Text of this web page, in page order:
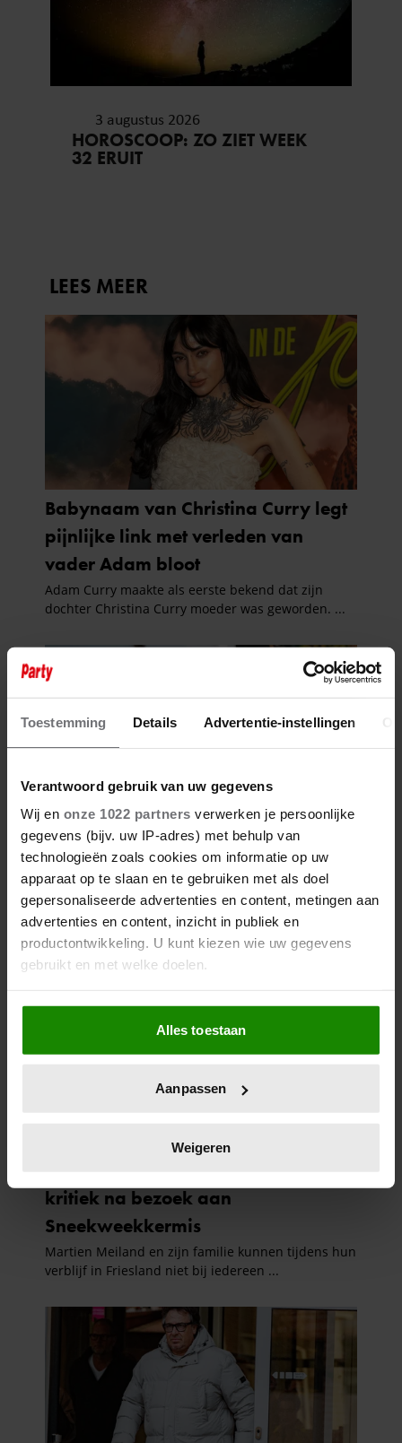
Toestemming Details Advertentie-instellingen
Verantwoord gebruik van uw gegevens
Wij en onze 1022 partners verwerken je persoonlijke
gegevens (bijv. uw IP-adres) met behulp van
technologieën zoals cookies om informatie op uw
apparaat op te slaan en te gebruiken met als doel
gepersonaliseerde advertenties en content, metingen aan
advertenties en content, inzicht in publiek en
productontwikkeling. U kunt kiezen wie uw gegevens
gebruikt en met welke doelen.
Als u het toestaat, willen we ook graag:
Informatie verzamelen over uw geografische
locatie, die tot een paar meter nauwkeurig kan zijn
scannen op specifieke eigenschappen (fingerprinting)
verwerkt en stel uw voorkeuren in het
intrekken in de Cookieverklaring.
We gebruiken cookies om content en advertenties te
personaliseren, om functies voor social media te bieden
en om ons websiteverkeer te analyseren. Ook delen we
partners voor social media, adverteren en analyse. Deze
partners kunnen deze gegevens combineren met andere
informatie die u aan ze heeft verstrekt of die ze hebben
verzameld op basis van uw gebruik van hun services. U
gaat akkoord met onze cookies als u onze website blijft
Alles toestaan
Aanpassen
Weigeren
3 augustus 2026
HOROSCOOP: ZO ZIET WEEK
32 ERUIT